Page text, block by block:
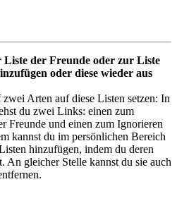
der Freunde oder zur Liste
oder diese wieder aus
Arten auf diese Listen setzen: In
du zwei Links: einen zum
Freunde und einen zum Ignorieren
kannst du im persönlichen Bereich
hinzufügen, indem du deren
An gleicher Stelle kannst du sie auch